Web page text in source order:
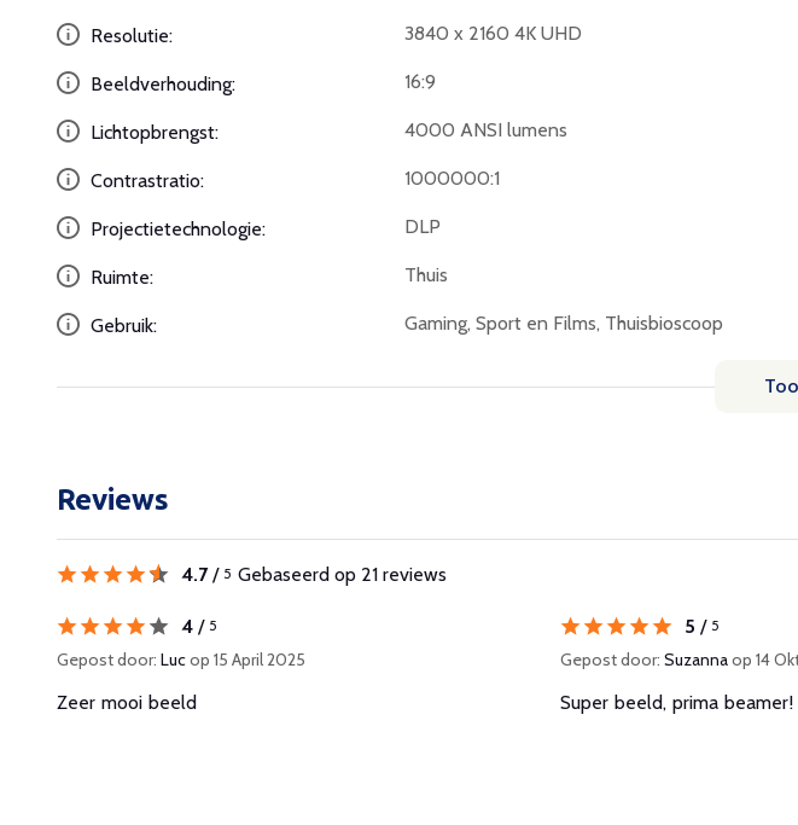
Resolutie: 3840 x 2160 4K UHD
Beeldverhouding: 16:9
Lichtopbrengst: 4000 ANSI lumens
Contrastratio: 1000000:1
Projectietechnologie: DLP
Ruimte: Thuis
Gebruik: Gaming, Sport en Films, Thuisbioscoop
Reviews
4.7/ 5 Gebaseerd op 21 reviews
4 / 5
Gepost door: Lucop 15 April 2025
Zeer mooi beeld
5 / 5
Gepost door: Suzannaop 14
Super beeld, prima beamer!